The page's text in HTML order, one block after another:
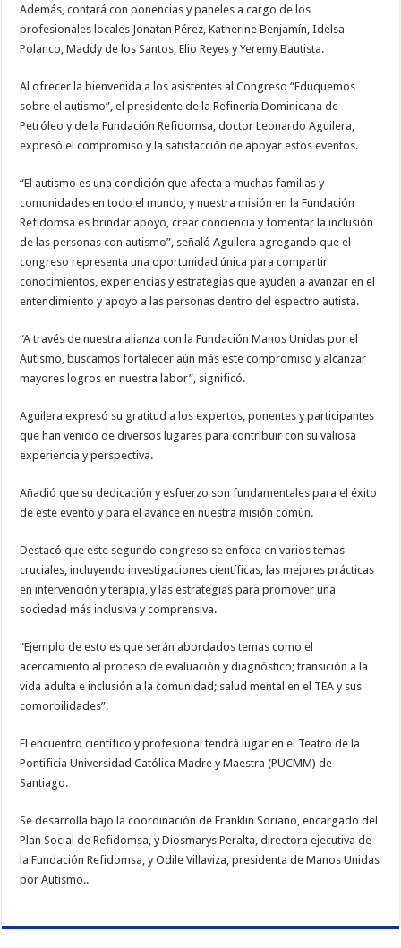
Además, contará con ponencias y paneles a cargo de los
profesionales locales Jonatan Pérez, Katherine Benjamín, Idelsa
Polanco, Maddy de los Santos, Elio Reyes y Yeremy Bautista.
Al ofrecer la bienvenida a los asistentes al Congreso “Eduquemos
sobre el autismo”, el presidente de la Refinería Dominicana de
Petróleo y de la Fundación Refidomsa, doctor Leonardo Aguilera,
expresó el compromiso y la satisfacción de apoyar estos eventos.
“El autismo es una condición que afecta a muchas familias y
comunidades en todo el mundo, y nuestra misión en la Fundación
Refidomsa es brindar apoyo, crear conciencia y fomentar la inclusión
de las personas con autismo”, señaló Aguilera agregando que el
congreso representa una oportunidad única para compartir
conocimientos, experiencias y estrategias que ayuden a avanzar en el
entendimiento y apoyo a las personas dentro del espectro autista.
“A través de nuestra alianza con la Fundación Manos Unidas por el
Autismo, buscamos fortalecer aún más este compromiso y alcanzar
mayores logros en nuestra labor”, significó.
Aguilera expresó su gratitud a los expertos, ponentes y participantes
que han venido de diversos lugares para contribuir con su valiosa
experiencia y perspectiva.
Añadió que su dedicación y esfuerzo son fundamentales para el éxito
de este evento y para el avance en nuestra misión común.
Destacó que este segundo congreso se enfoca en varios temas
cruciales, incluyendo investigaciones científicas, las mejores prácticas
en intervención y terapia, y las estrategias para promover una
sociedad más inclusiva y comprensiva.
“Ejemplo de esto es que serán abordados temas como el
acercamiento al proceso de evaluación y diagnóstico; transición a la
vida adulta e inclusión a la comunidad; salud mental en el TEA y sus
comorbilidades”.
El encuentro científico y profesional tendrá lugar en el Teatro de la
Pontificia Universidad Católica Madre y Maestra (PUCMM) de
Santiago.
Se desarrolla bajo la coordinación de Franklin Soriano, encargado del
Plan Social de Refidomsa, y Diosmarys Peralta, directora ejecutiva de
la Fundación Refidomsa, y Odile Villaviza, presidenta de Manos Unidas
por Autismo..